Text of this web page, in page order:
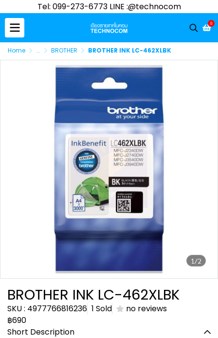
Tel: 099-273-6773 LINE :@technocom
0
Home ... BROTHER BROTHER INK LC-462XLBK
1/2
BROTHER INK LC-462XLBK
SKU : 4977766816236 1 Sold
no reviews
฿690
Short Description